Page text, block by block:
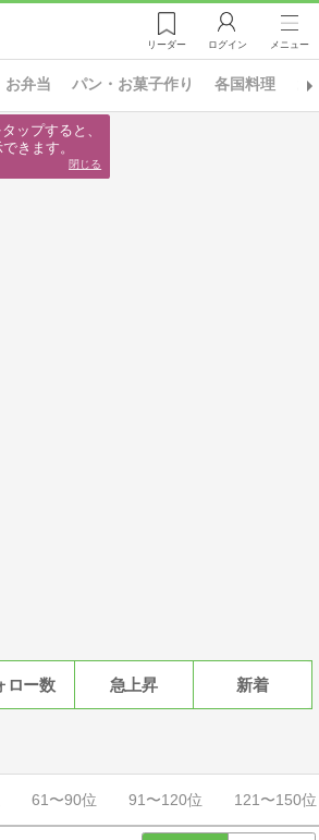
リーダー ログイン メニュー
お弁当 パン・お菓子作り 各国料理
ロー数 急上昇 新着
61〜90位 91〜120位 121〜150位
ップすると、
きます。
閉じる